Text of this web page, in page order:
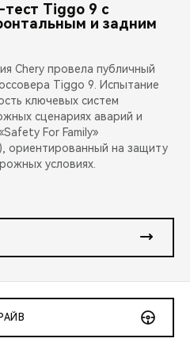
Tiggo 9 с
и задним
Chery провела публичный
Tiggo 9. Испытание
ключевых систем
сценариях аварий и
For Family»
ориентированный на защиту
условиях.